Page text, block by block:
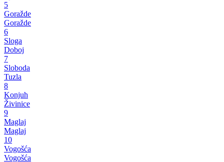
5
Goražde
Goražde
6
Sloga
Doboj
7
Sloboda
Tuzla
8
Konjuh
Živinice
9
Maglaj
Maglaj
10
Vogošća
Vogošća